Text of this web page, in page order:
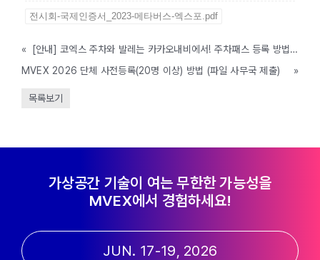
전시회-국제인증서_2023-메타버스-엑스포.pdf
«
[안내] 코엑스 주차와 발레는 카카오내비에서! 주차패스 등록 방법 안내
MVEX 2026 단체 사전등록(20명 이상) 방법 (파일 사무국 제출)
»
목록보기
가상공간 기술이 여는 무한한 가능성을
MVEX에서 경험하세요!
JUN. 17-19, 2026